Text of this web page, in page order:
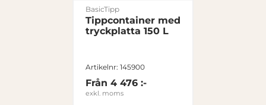
BasicTipp
Tippcontainer med
tryckplatta 150 L
Artikelnr: 145900
Från 4 476 :-
exkl. moms